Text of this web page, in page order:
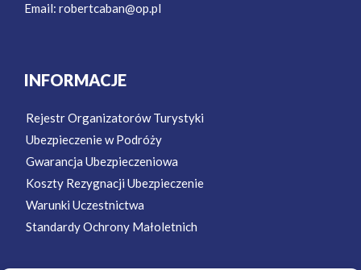
Email: robertcaban@op.pl
INFORMACJE
Rejestr Organizatorów Turystyki
Ubezpieczenie w Podróży
Gwarancja Ubezpieczeniowa
Koszty Rezygnacji Ubezpieczenie
Warunki Uczestnictwa
Standardy Ochrony Małoletnich